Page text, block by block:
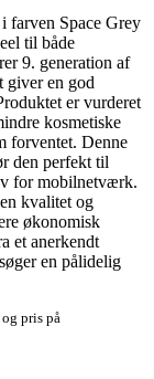
farven Space Grey
til både
9. generation af
giver en god
er vurderet
kosmetiske
forventet. Denne
den perfekt til
for mobilnetværk.
kvalitet og
økonomisk
et anerkendt
en pålidelig
pris på